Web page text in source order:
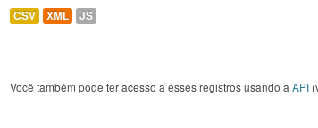
CSV XML JS
Você também pode ter acesso a esses registros usando a API